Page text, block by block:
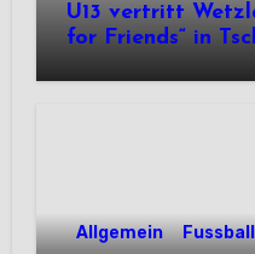
U13 vertritt
for Friends“ in
Allgemein Fussball